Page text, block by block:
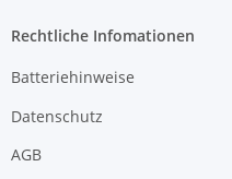
Rechtliche Infomationen
Batteriehinweise
Datenschutz
AGB